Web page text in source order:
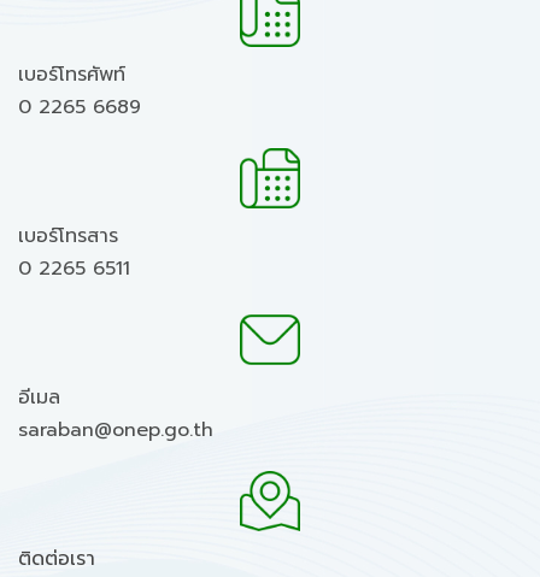
เบอร์โทรศัพท์
0 2265 6689
เบอร์โทรสาร
0 2265 6511
อีเมล
saraban@onep.go.th
ติดต่อเรา